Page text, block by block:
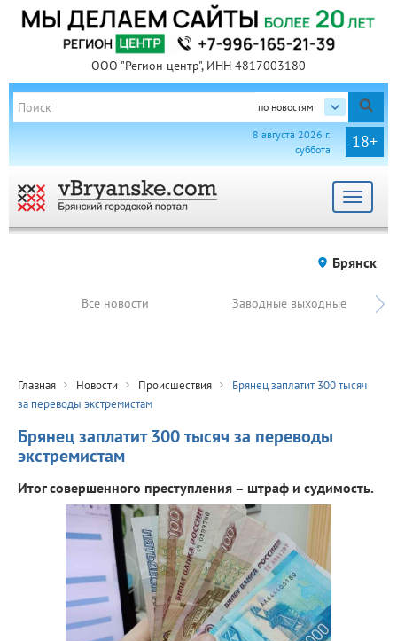
ООО "Регион центр", ИНН 4817003180
по новостям
18+
8 августа 2026 г.
суббота
Toggle
Брянск
Все новости Заводные выходные
Главная Новости Происшествия
Брянец заплатит 300 тысяч
за переводы экстремистам
Брянец заплатит 300 тысяч за переводы
экстремистам
Итог совершенного преступления – штраф и судимость.